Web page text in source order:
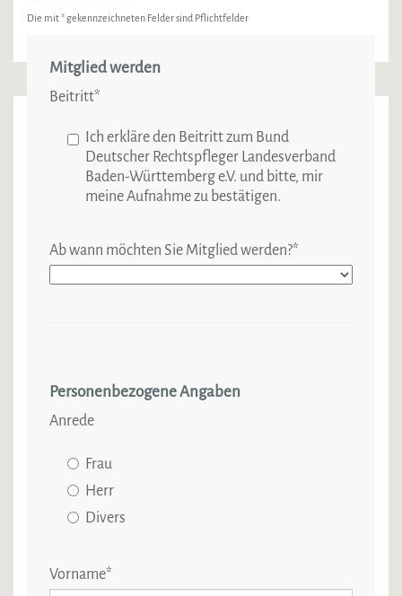
Die mit * gekennzeichneten Felder sind Pflichtfelder
Mitglied werden
Beitritt*
Ich erkläre den Beitritt zum Bund
Deutscher Rechtspfleger Landesverband
Baden-Württemberg e.V. und bitte, mir
meine Aufnahme zu bestätigen.
Ab wann möchten Sie Mitglied werden?*
Personenbezogene Angaben
Anrede
Frau
Herr
Divers
Vorname*